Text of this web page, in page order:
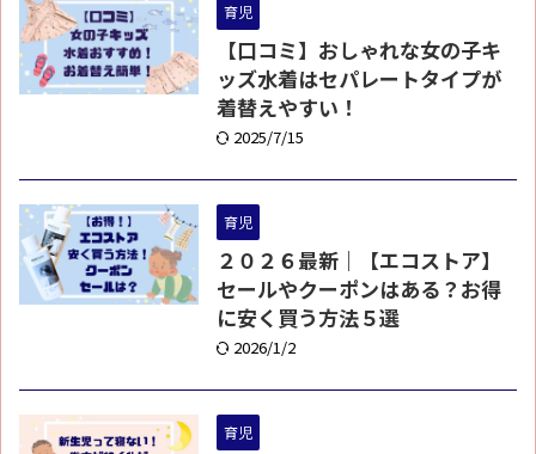
育児
【口コミ】おしゃれな女の子キ
ッズ水着はセパレートタイプが
着替えやすい！
2025/7/15
育児
２０２６最新｜【エコストア】
セールやクーポンはある？お得
に安く買う方法５選
2026/1/2
育児